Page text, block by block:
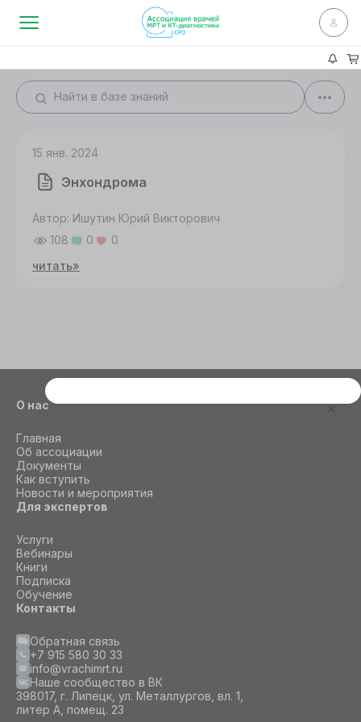
15 янв. 2024
Энхондрома
Автор: Ишутин Юрий Викторович
108
0
0
читать»
О нас
Главная
Об ассоциации
Документы
Как вступить
Новости и мероприятия
Для экспертов
Услуги
Вебинары
Книги
Подписка
Обучение
Контакты
Обратная связь
+7 915 580 30 33
info@vrachimrt.ru
Наше сообщество в ВК
398017, г. Липецк, ул. Металлургов, вл. 1,
литер А, помещ. 23
Этот сайт использует cookie
необходимы файлы cookie
СОГЛАСИЕ ПОДРОБНОСТИ